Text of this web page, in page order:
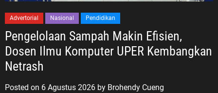
Advertorial Nasional Pendidikan
Pengelolaan Sampah Makin Efisien,
Dosen Ilmu Komputer UPER Kembangkan
Netrash
Posted on 6 Agustus 2026 by Brohendy Cueng